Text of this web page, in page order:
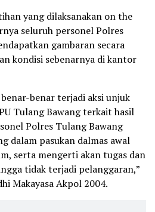
yang dilaksanakan on the
seluruh personel Polres
gambaran secara
kondisi sebenarnya di kantor
benar terjadi aksi unjuk
Tulang Bawang terkait hasil
Polres Tulang Bawang
dalam pasukan dalmas awal
serta mengerti akan tugas dan
tidak terjadi pelanggaran,”
Makayasa Akpol 2004.